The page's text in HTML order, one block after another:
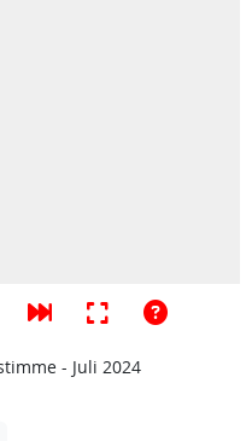
- Juli 2024